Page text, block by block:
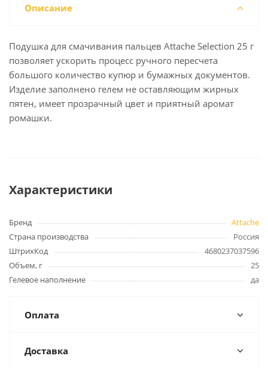
Описание
Подушка для смачивания пальцев Attache Selection 25 г
позволяет ускорить процесс ручного пересчета
большого количество купюр и бумажных документов.
Изделие заполнено гелем не оставляющим жирных
пятен, имеет прозрачный цвет и приятный аромат
ромашки.
Характеристики
Бренд
Attache
Страна производства
Россия
ШтрихКод
4680237037596
Объем, г
25
Гелевое наполнение
да
Оплата
Доставка